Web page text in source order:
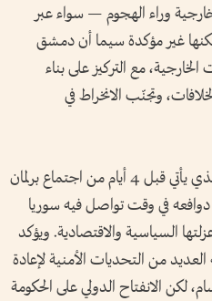
وراء الهجوم — سواء عبر
غير مؤكدة سيما أن دمشق
مع التركيز على بناء
وتجنّب الانخراط في
ولا شك أن اختيار هذا التوقيت، الذي يأتي قبل 4 أيام من اجتماع برلمان
في وقت تواصل فيه سوريا
السياسية والاقتصادية. ويؤكد
من التحديات الأمنية لإعادة
لكن الانفتاح الدولي على الحكومة